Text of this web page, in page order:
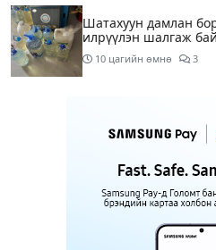
Шатахуун дамлан
илрүүлэн шалгаж
10 цагийн өмнө 3
урьдчилсан төлөв
Шатахуун дамлаж
холбогдох
ажиллагааг